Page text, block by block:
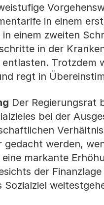
in einem
in einem zweiten
in der
Trotzdem
regt in
Der Regierungsrat
bei der
gedacht werden,
markante
der
Sozialziel